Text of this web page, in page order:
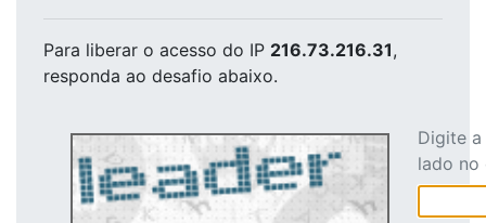
Para liberar o acesso do IP 216.73.216.31,
responda ao desafio abaixo.
Digite
lado no